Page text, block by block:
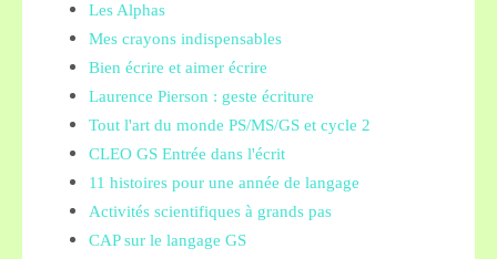
Les Alphas
Mes crayons indispensables
Bien écrire et aimer écrire
Laurence Pierson : geste écriture
Tout l'art du monde PS/MS/GS et cycle 2
CLEO GS Entrée dans l'écrit
11 histoires pour une année de langage
Activités scientifiques à grands pas
CAP sur le langage GS